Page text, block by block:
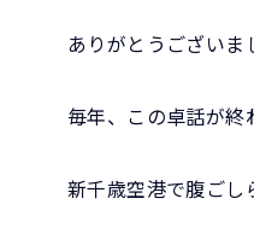
ありがとうございま
毎年、この卓話が終
新千歳空港で腹ごし